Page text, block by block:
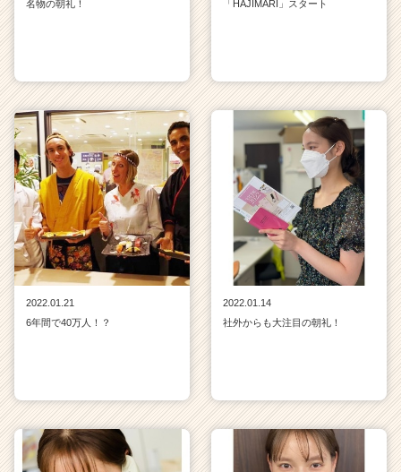
名物の朝礼！ 「HAJIMARI」スタート
2022.01.21
6年間で40万人！？
2022.01.14
社外からも大注目の朝礼！